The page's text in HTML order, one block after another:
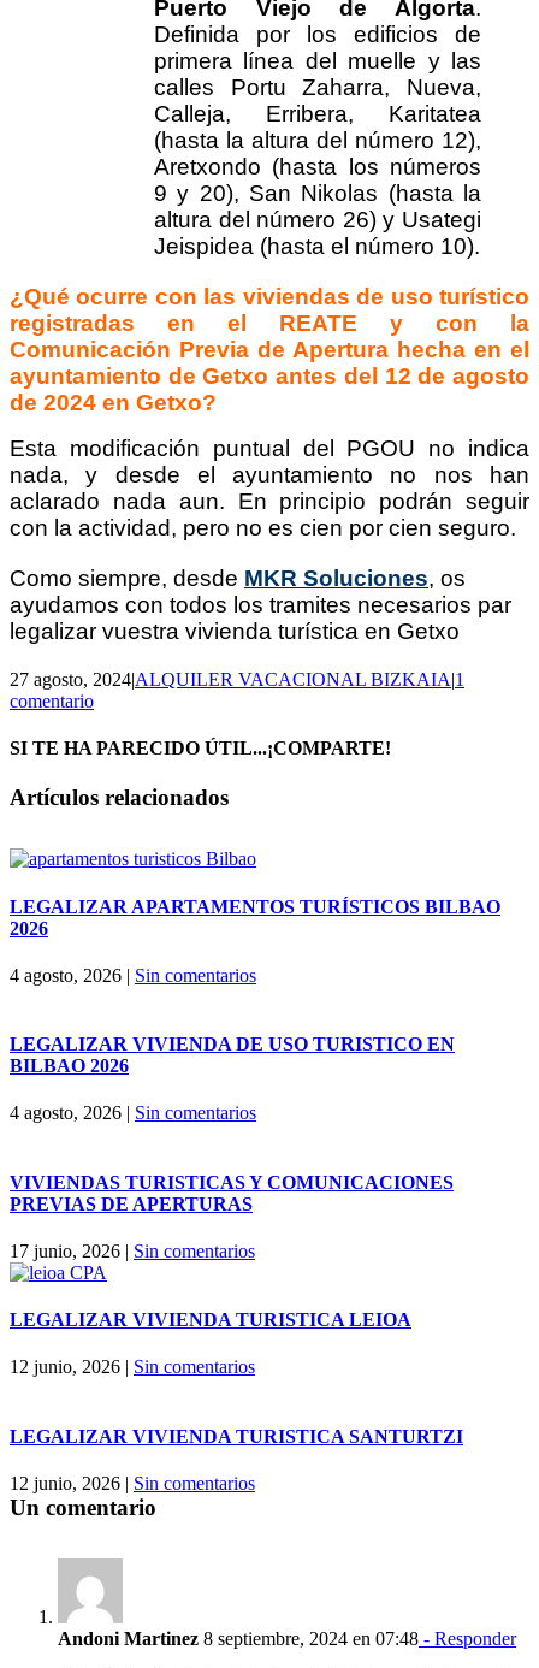
Puerto Viejo de Algorta.
Definida por los edificios de
primera línea del muelle y las
calles Portu Zaharra, Nueva,
Calleja, Erribera, Karitatea
(hasta la altura del número 12),
Aretxondo (hasta los números
9 y 20), San Nikolas (hasta la
altura del número 26) y Usategi
Jeispidea (hasta el número 10).
¿Qué ocurre con las viviendas de uso turístico
registradas en el REATE y con la
Comunicación Previa de Apertura hecha en el
ayuntamiento de Getxo antes del 12 de agosto
de 2024 en Getxo?
Esta modificación puntual del PGOU no indica
nada, y desde el ayuntamiento no nos han
aclarado nada aun. En principio podrán seguir
con la actividad, pero no es cien por cien seguro.
Como siempre, desde MKR Soluciones, os
ayudamos con todos los tramites necesarios par
legalizar vuestra vivienda turística en Getxo
27 agosto, 2024|ALQUILER VACACIONAL BIZKAIA|1
comentario
SI TE HA PARECIDO ÚTIL...¡COMPARTE!
Facebook
X
LinkedIn
WhatsApp
Correo
Artículos relacionados
LEGALIZAR APARTAMENTOS TURÍSTICOS BILBAO
2026
4 agosto, 2026 | Sin comentarios
LEGALIZAR VIVIENDA DE USO TURISTICO EN
BILBAO 2026
4 agosto, 2026 | Sin comentarios
VIVIENDAS TURISTICAS Y COMUNICACIONES
PREVIAS DE APERTURAS
17 junio, 2026 | Sin comentarios
LEGALIZAR VIVIENDA TURISTICA LEIOA
12 junio, 2026 Sin comentarios
LEGALIZAR VIVIENDA TURISTICA SANTURTZI
12 junio, 2026 | Sin comentarios
Un comentario
Andoni Martinez 8 septiembre, 2024 en 07:48 - Responder